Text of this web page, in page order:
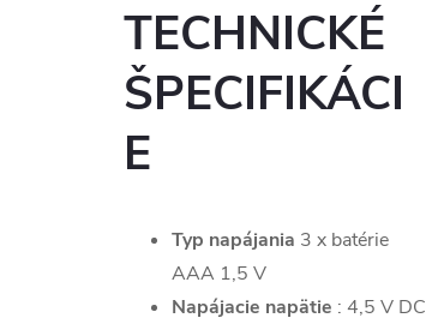
TECHNICKÉ
ŠPECIFIKÁCI
E
Typ napájania 3 x batérie
AAA 1,5 V
Napájacie napätie : 4,5 V DC